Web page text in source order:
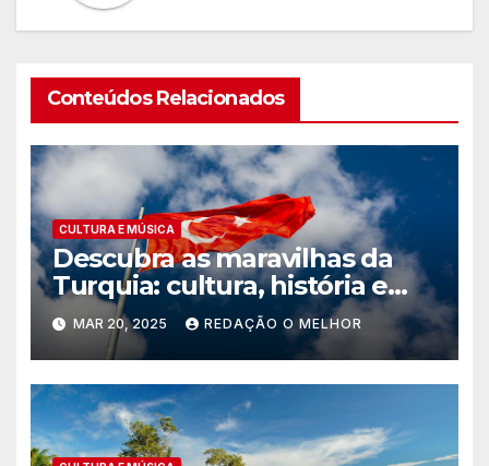
Conteúdos Relacionados
CULTURA E MÚSICA
Descubra as maravilhas da
Turquia: cultura, história e
paisagens inesquecíveis
MAR 20, 2025 REDAÇÃO O MELHOR